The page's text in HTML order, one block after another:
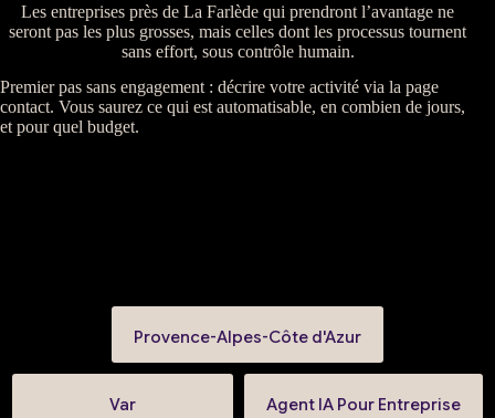
Les entreprises près de La Farlède qui prendront l’avantage ne
seront pas les plus grosses, mais celles dont les processus tournent
sans effort, sous contrôle humain.
Premier pas sans engagement : décrire votre activité via la page
contact. Vous saurez ce qui est automatisable, en combien de jours,
et pour quel budget.
Provence-Alpes-Côte d'Azur
Var Agent IA Pour Entreprise